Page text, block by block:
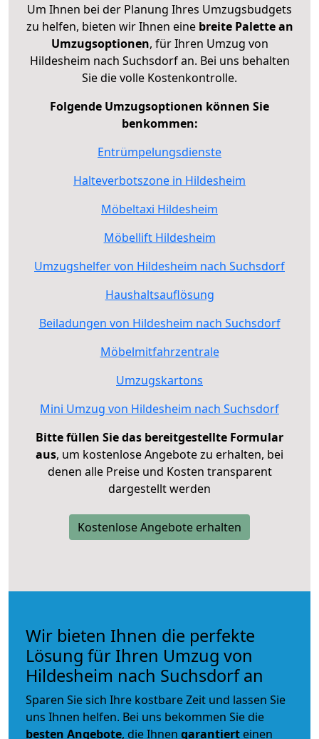
Um Ihnen bei der Planung Ihres Umzugsbudgets
zu helfen, bieten wir Ihnen eine breite Palette an
Umzugsoptionen, für Ihren Umzug von
Hildesheim nach Suchsdorf an. Bei uns behalten
Sie die volle Kostenkontrolle.
Folgende Umzugsoptionen können Sie
benkommen:
Entrümpelungsdienste
Halteverbotszone in Hildesheim
Möbeltaxi Hildesheim
Möbellift Hildesheim
Umzugshelfer von Hildesheim nach Suchsdorf
Haushaltsauflösung
Beiladungen von Hildesheim nach Suchsdorf
Möbelmitfahrzentrale
Umzugskartons
Mini Umzug von Hildesheim nach Suchsdorf
Bitte füllen Sie das bereitgestellte Formular
aus, um kostenlose Angebote zu erhalten, bei
denen alle Preise und Kosten transparent
dargestellt werden
Kostenlose Angebote erhalten
Wir bieten Ihnen die perfekte
Lösung für Ihren Umzug von
Hildesheim nach Suchsdorf an
Sparen Sie sich Ihre kostbare Zeit und lassen Sie
uns Ihnen helfen. Bei uns bekommen Sie die
besten Angebote, die Ihnen garantiert einen